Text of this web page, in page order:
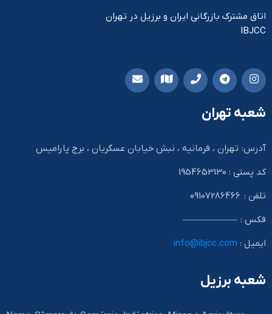
اتاق مشترک بازرگانی ایران و برزیل در تهران
IBJCC
شعبه تهران
آدرس: تهران ، فرمانیه ، نبش خیابان عسگریان ، برج پارامیس
کد پستی : 1954653130
تلفن : 09107286466
فکس : ——————
ایمیل : info@ibjcc.com
شعبه برزیل